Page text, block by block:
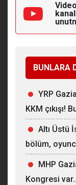
BUNLARA
YRP
KKM çıkışı!
Altı Üstü
bölüm,
MHP
Kongresi